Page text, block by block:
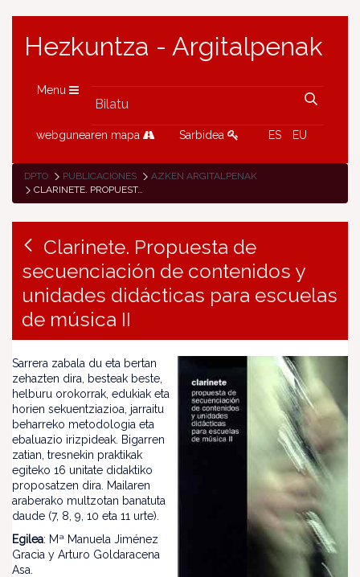
Hezkuntza - Argitalpenak
Menu
webgunearen mapa Sarbidea ES EU
DPTO PUBLICACIONES
AZKEN ARGITALPENAK
CLARINETE. PROPUESTA DE SECUENCIACIÓN DE CONTENIDOS Y UNIDADES DIDÁCTICAS PARA ESCUELAS DE MÚSICA II
Clarinete. Propuesta de
secuenciación de contenidos y
unidades didácticas para escuelas
de música II
Sarrera zabala du eta bertan
zehazten dira, besteak beste,
helburu orokorrak, edukiak eta
horien sekuentziazioa, jarraitu
beharreko metodologia eta
ebaluazio irizpideak. Bigarren
zatian, tresnekin praktikak
egiteko 16 unitate didaktiko
proposatzen dira. Mailaren
araberako multzotan banatuta
daude (7, 8, 9, 10 eta 11 urte).
Egilea: Mª Manuela Jiménez
Gracia y Arturo Goldaracena
Asa.